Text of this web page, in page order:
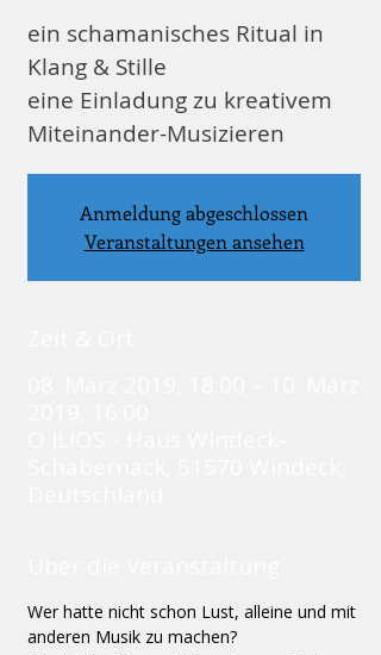
ein schamanisches Ritual in
Klang & Stille
eine Einladung zu kreativem
Miteinander-Musizieren
Anmeldung abgeschlossen
Veranstaltungen ansehen
Wer hatte nicht schon Lust, alleine und mit
anderen Musik zu machen?